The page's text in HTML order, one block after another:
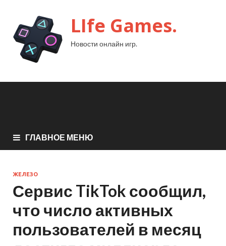
LIfe Games.
Новости онлайн игр.
ГЛАВНОЕ МЕНЮ
ЖЕЛЕЗО
Сервис TikTok сообщил,
что число активных
пользователей в месяц